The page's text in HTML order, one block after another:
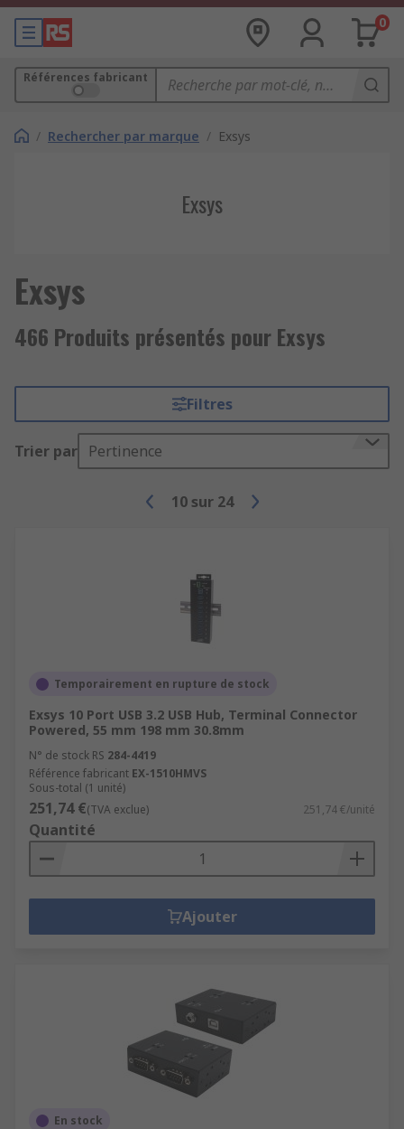
0
Références fabricant
/ Rechercher par marque / Exsys
Exsys
Exsys
466 Produits présentés pour Exsys
Filtres
Trier par Pertinence
10 sur 24
Temporairement en rupture de stock
Exsys 10 Port USB 3.2 USB Hub, Terminal Connector
Powered, 55 mm 198 mm 30.8mm
N° de stock RS 284-4419
Référence fabricant EX-1510HMVS
Sous-total (1 unité)
251,74 €(TVA exclue) 251,74 €/unité
Quantité
Ajouter
En stock